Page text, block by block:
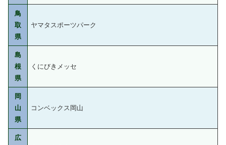
鳥
取
県
ヤマタスポーツパーク
島
根
県
くにびきメッセ
岡
山
県
コンベックス岡山
広